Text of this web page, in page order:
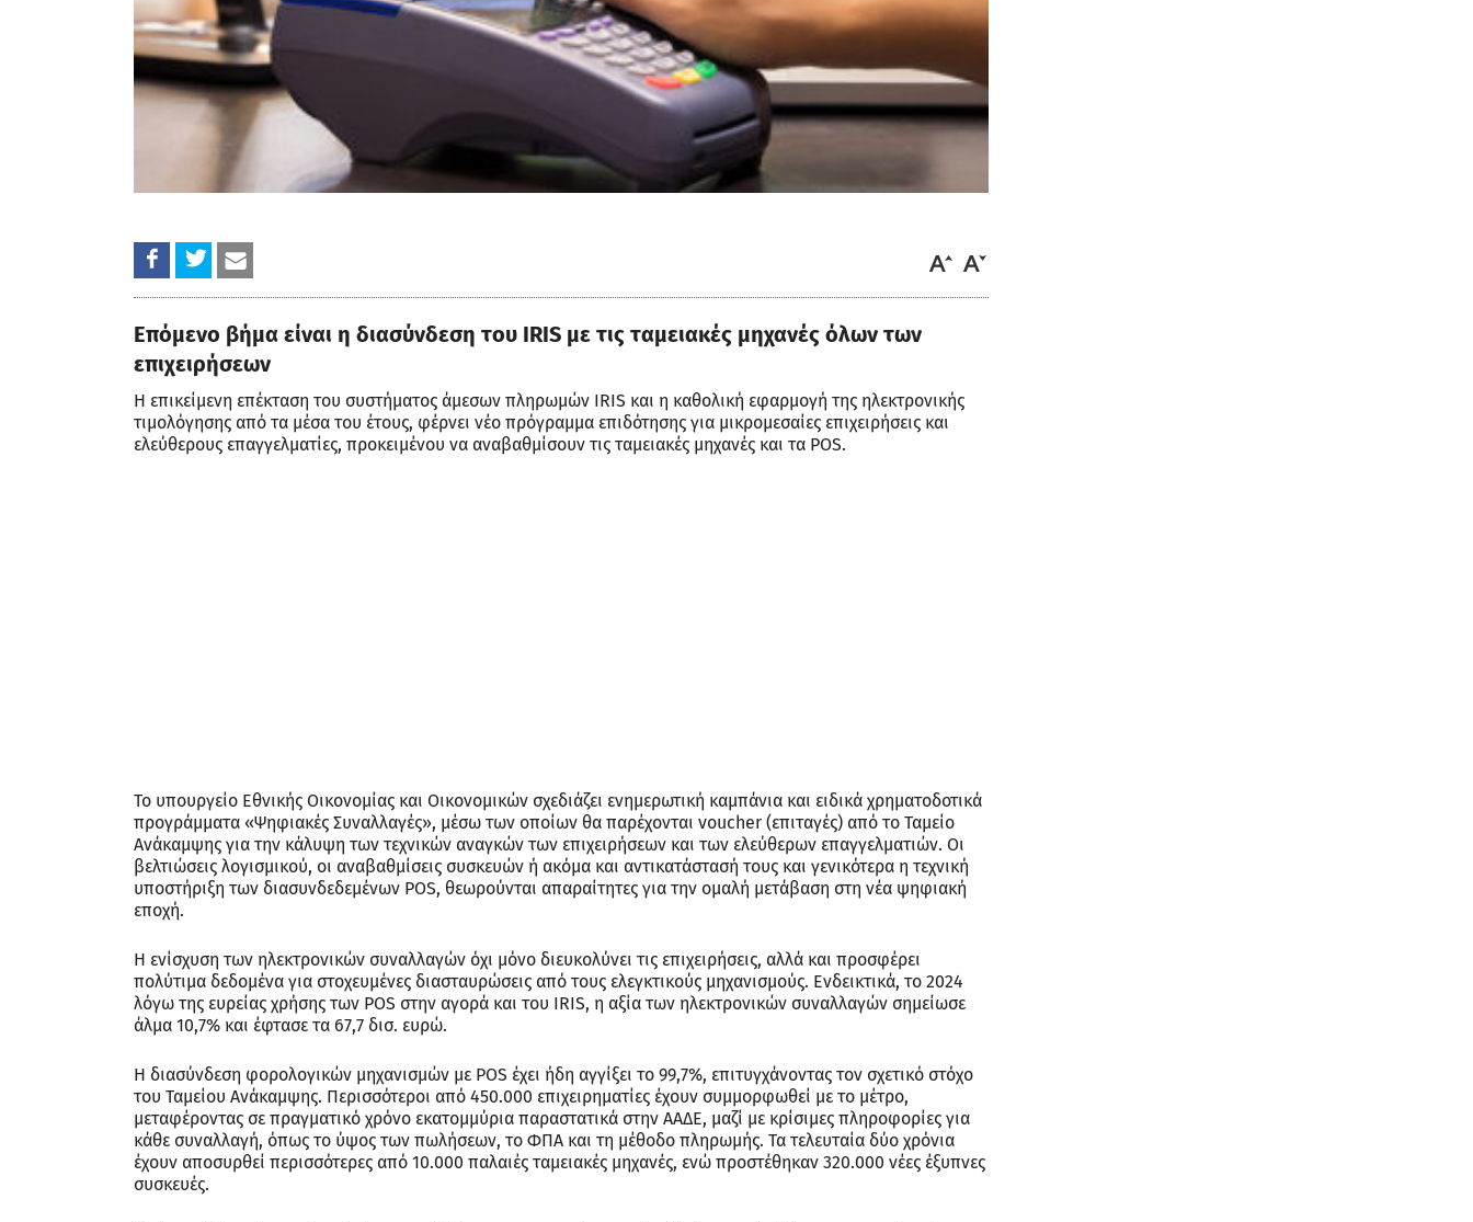
Επόμενο βήμα είναι η διασύνδεση του IRIS με τις ταμειακές μηχανές όλων των
επιχειρήσεων
Η επικείμενη επέκταση του συστήματος άμεσων πληρωμών IRIS και η καθολική εφαρμογή της ηλεκτρονικής
τιμολόγησης από τα μέσα του έτους, φέρνει νέο πρόγραμμα επιδότησης για μικρομεσαίες επιχειρήσεις και
ελεύθερους επαγγελματίες, προκειμένου να αναβαθμίσουν τις ταμειακές μηχανές και τα POS.
Το υπουργείο Εθνικής Οικονομίας και Οικονομικών σχεδιάζει ενημερωτική καμπάνια και ειδικά χρηματοδοτικά
προγράμματα «Ψηφιακές Συναλλαγές», μέσω των οποίων θα παρέχονται voucher (επιταγές) από το Ταμείο
Ανάκαμψης για την κάλυψη των τεχνικών αναγκών των επιχειρήσεων και των ελεύθερων επαγγελματιών. Οι
βελτιώσεις λογισμικού, οι αναβαθμίσεις συσκευών ή ακόμα και αντικατάστασή τους και γενικότερα η τεχνική
υποστήριξη των διασυνδεδεμένων POS, θεωρούνται απαραίτητες για την ομαλή μετάβαση στη νέα ψηφιακή
εποχή.
Η ενίσχυση των ηλεκτρονικών συναλλαγών όχι μόνο διευκολύνει τις επιχειρήσεις, αλλά και προσφέρει
πολύτιμα δεδομένα για στοχευμένες διασταυρώσεις από τους ελεγκτικούς μηχανισμούς. Ενδεικτικά, το 2024
λόγω της ευρείας χρήσης των POS στην αγορά και του IRIS, η αξία των ηλεκτρονικών συναλλαγών σημείωσε
άλμα 10,7% και έφτασε τα 67,7 δισ. ευρώ.
Η διασύνδεση φορολογικών μηχανισμών με POS έχει ήδη αγγίξει το 99,7%, επιτυγχάνοντας τον σχετικό στόχο
του Ταμείου Ανάκαμψης. Περισσότεροι από 450.000 επιχειρηματίες έχουν συμμορφωθεί με το μέτρο,
μεταφέροντας σε πραγματικό χρόνο εκατομμύρια παραστατικά στην ΑΑΔΕ, μαζί με κρίσιμες πληροφορίες για
κάθε συναλλαγή, όπως το ύψος των πωλήσεων, το ΦΠΑ και τη μέθοδο πληρωμής. Τα τελευταία δύο χρόνια
έχουν αποσυρθεί περισσότερες από 10.000 παλαιές ταμειακές μηχανές, ενώ προστέθηκαν 320.000 νέες έξυπνες
συσκευές.